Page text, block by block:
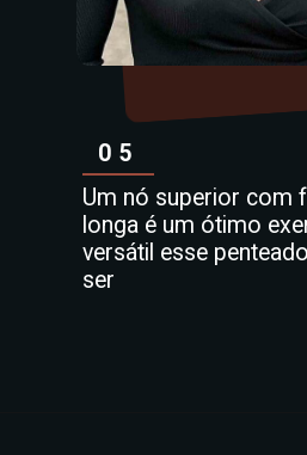
05
Um nó superior com
longa é um ótimo
versátil esse
ser